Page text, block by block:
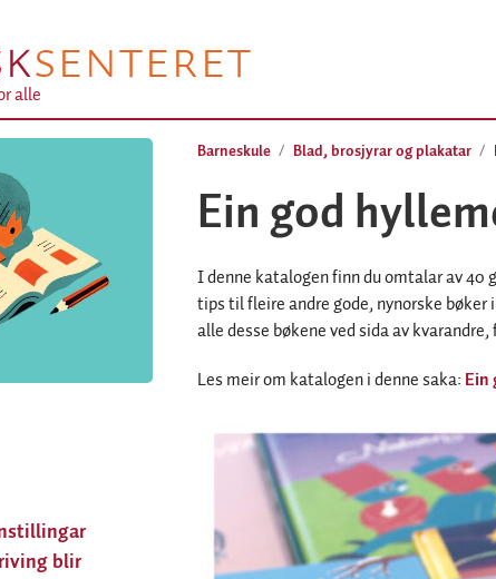
SENTERET
alle
blir
Barneskule Blad, brosjyrar og plakatar
Ein god
I denne katalogen finn du omtalar av 40
tips til fleire andre gode, nynorske
alle desse bøkene ved sida av
Les meir om katalogen i denne saka: Ein